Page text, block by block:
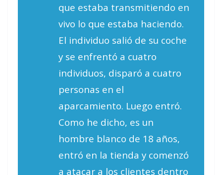
que estaba transmitiendo en
vivo lo que estaba haciendo.
El individuo salió de su coche
y se enfrentó a cuatro
individuos, disparó a cuatro
personas en el
aparcamiento. Luego entró.
Como he dicho, es un
hombre blanco de 18 años,
entró en la tienda y comenzó
a atacar a los clientes dentro